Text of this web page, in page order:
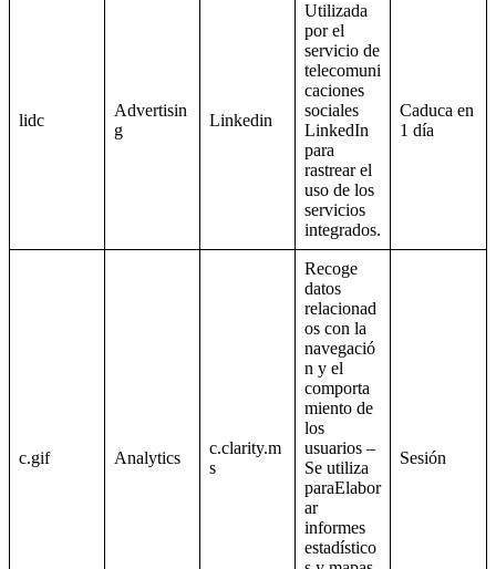
lidc
Advertisin
g
Linkedin
Utilizada
por el
servicio de
telecomuni
caciones
sociales
LinkedIn
para
rastrear el
uso de los
servicios
integrados.
Caduca en
1 día
c.gif Analytics
c.clarity.m
s
Recoge
datos
relacionad
os con la
navegació
n y el
comporta
miento de
los
usuarios –
Se utiliza
paraElabor
ar
informes
estadístico
Sesión